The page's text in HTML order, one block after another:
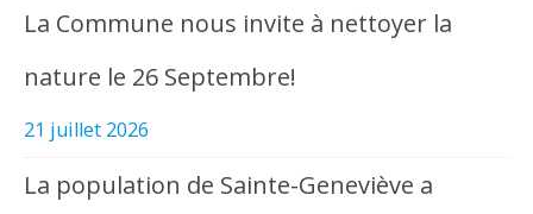
La Commune nous invite à nettoyer la
nature le 26 Septembre!
21 juillet 2026
La population de Sainte-Geneviève a